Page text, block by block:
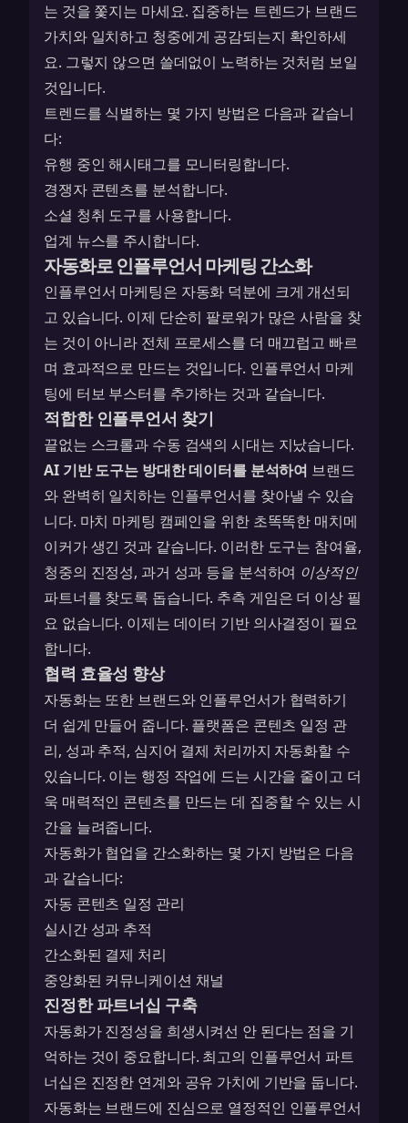
는 것을 쫓지는 마세요. 집중하는 트렌드가 브랜드
가치와 일치하고 청중에게 공감되는지 확인하세
요. 그렇지 않으면 쓸데없이 노력하는 것처럼 보일
것입니다.
트렌드를 식별하는 몇 가지 방법은 다음과 같습니
다:
유행 중인 해시태그를 모니터링합니다.
경쟁자 콘텐츠를 분석합니다.
소셜 청취 도구를 사용합니다.
업계 뉴스를 주시합니다.
자동화로 인플루언서 마케팅 간소화
인플루언서 마케팅은 자동화 덕분에 크게 개선되
고 있습니다. 이제 단순히 팔로워가 많은 사람을 찾
는 것이 아니라 전체 프로세스를 더 매끄럽고 빠르
며 효과적으로 만드는 것입니다. 인플루언서 마케
팅에 터보 부스터를 추가하는 것과 같습니다.
적합한 인플루언서 찾기
끝없는 스크롤과 수동 검색의 시대는 지났습니다.
AI 기반 도구는 방대한 데이터를 분석하여 브랜드
와 완벽히 일치하는 인플루언서를 찾아낼 수 있습
니다. 마치 마케팅 캠페인을 위한 초똑똑한 매치메
이커가 생긴 것과 같습니다. 이러한 도구는 참여율,
청중의 진정성, 과거 성과 등을 분석하여 이상적인
파트너를 찾도록 돕습니다. 추측 게임은 더 이상 필
요 없습니다. 이제는 데이터 기반 의사결정이 필요
합니다.
협력 효율성 향상
자동화는 또한 브랜드와 인플루언서가 협력하기
더 쉽게 만들어 줍니다. 플랫폼은 콘텐츠 일정 관
리, 성과 추적, 심지어 결제 처리까지 자동화할 수
있습니다. 이는 행정 작업에 드는 시간을 줄이고 더
욱 매력적인 콘텐츠를 만드는 데 집중할 수 있는 시
간을 늘려줍니다.
자동화가 협업을 간소화하는 몇 가지 방법은 다음
과 같습니다:
자동 콘텐츠 일정 관리
실시간 성과 추적
간소화된 결제 처리
중앙화된 커뮤니케이션 채널
진정한 파트너십 구축
자동화가 진정성을 희생시켜선 안 된다는 점을 기
억하는 것이 중요합니다. 최고의 인플루언서 파트
너십은 진정한 연계와 공유 가치에 기반을 둡니다.
자동화는 브랜드에 진심으로 열정적인 인플루언서